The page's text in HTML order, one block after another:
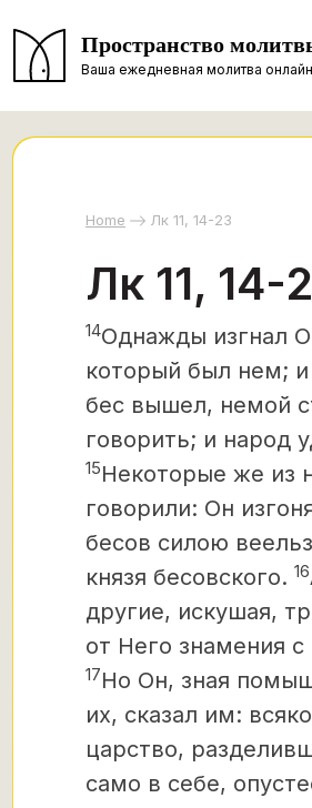
Пространство
Ваша ежедневная молитва онлайн
Home Лк 11, 14-23
Лк 11, 14-
14Однажды изгнал
который был нем; и
бес вышел, немой
говорить; и народ
15Некоторые же из
говорили: Он
бесов силою
князя бесовского. 16
другие, искушая,
от Него знамения с
17Но Он, зная
их, сказал им:
царство,
само в себе,